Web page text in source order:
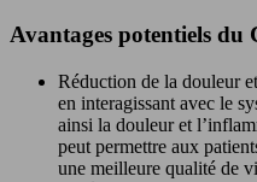
Avantages potentiels du
Réduction de la douleur
en interagissant avec le
ainsi la douleur et
peut permettre aux
une meilleure qualité de